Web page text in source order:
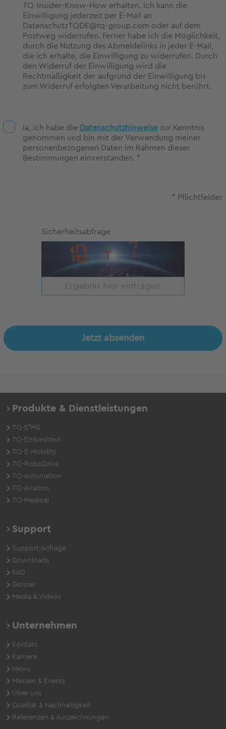
TQ-Insider-Know-How erhalten. Ich kann die
Einwilligung jederzeit per E-Mail an
DatenschutzTQDE@tq-group.com oder auf dem
Postweg widerrufen. Ferner habe ich die Möglichkeit,
durch die Nutzung des Abmeldelinks in jeder E-Mail,
die ich erhalte, die Einwilligung zu widerrufen. Durch
den Widerruf der Einwilligung wird die
Rechtmäßigkeit der aufgrund der Einwilligung bis
zum Widerruf erfolgten Verarbeitung nicht berührt.
Ja, ich habe die Datenschutzhinweise zur Kenntnis
genommen und bin mit der Verwendung meiner
personenbezogenen Daten im Rahmen dieser
Bestimmungen einverstanden. *
* Pflichtfelder
Sicherheitsabfrage
Jetzt absenden
Produkte & Dienstleistungen
TQ-E²MS
TQ-Embedded
TQ-E-Mobility
TQ-RoboDrive
TQ-Automation
TQ-Aviation
TQ-Medical
Support
Support-Anfrage
Downloads
FAQ
Glossar
Media & Videos
Unternehmen
Kontakt
Karriere
News
Messen & Events
Über uns
Qualität & Nachhaltigkeit
Referenzen & Auszeichnungen